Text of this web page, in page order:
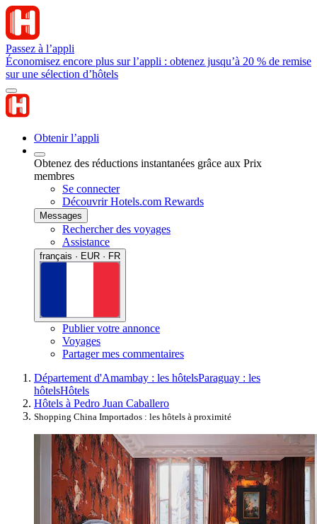
Passez à l’appli
Économisez encore plus sur l’appli : obtenez jusqu’à 20 % de remise
sur une sélection d’hôtels
Obtenir l’appli
Obtenez des réductions instantanées grâce aux Prix
membres
Se connecter
Découvrir Hotels.com Rewards
Messages
Rechercher des voyages
Assistance
français · EUR · FR
Publier votre annonce
Voyages
Partager mes commentaires
Département d'Amambay : les hôtelsParaguay : les
hôtelsHôtels
Hôtels à Pedro Juan Caballero
Shopping China Importados : les hôtels à proximité